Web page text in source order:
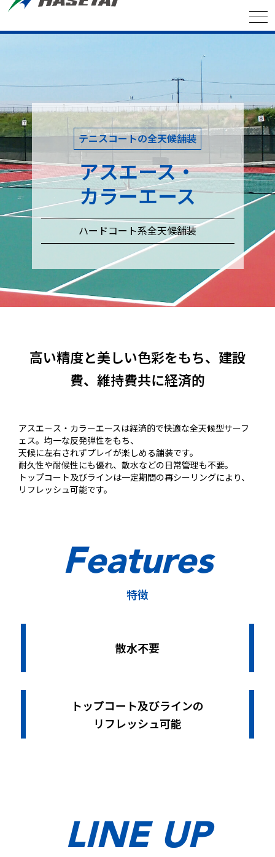
テニスコートの全天候舗装
アスエース・
カラーエース
ハードコート系全天候舗装
高い精度と美しい色彩をもち、 建設
費、維持費共に経済的
アスエ－ス・カラーエースは経済的で快適な全天候型サーフ
ェス。均一な反発弾性をもち、
天候に左右されずプレイが楽しめる舗装です。
耐久性や耐候性にも優れ、散水などの日常管理も不要。
トップコート及びラインは一定期間の再シーリングにより、
リフレッシュ可能です。
Features
特徴
散水不要
トップコート及びラインの
リフレッシュ可能
LINE UP